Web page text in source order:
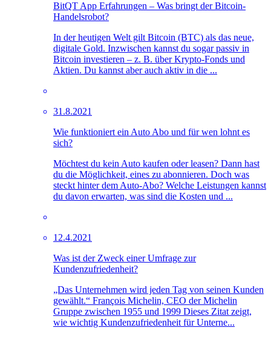
BitQT App Erfahrungen – Was bringt der Bitcoin-
Handelsrobot?
In der heutigen Welt gilt Bitcoin (BTC) als das neue,
digitale Gold. Inzwischen kannst du sogar passiv in
Bitcoin investieren – z. B. über Krypto-Fonds und
Aktien. Du kannst aber auch aktiv in die ...
31.8.2021
Wie funktioniert ein Auto Abo und für wen lohnt es
sich?
Möchtest du kein Auto kaufen oder leasen? Dann hast
du die Möglichkeit, eines zu abonnieren. Doch was
steckt hinter dem Auto-Abo? Welche Leistungen kannst
du davon erwarten, was sind die Kosten und ...
12.4.2021
Was ist der Zweck einer Umfrage zur
Kundenzufriedenheit?
„Das Unternehmen wird jeden Tag von seinen Kunden
gewählt.“ François Michelin, CEO der Michelin
Gruppe zwischen 1955 und 1999 Dieses Zitat zeigt,
wie wichtig Kundenzufriedenheit für Unterne...